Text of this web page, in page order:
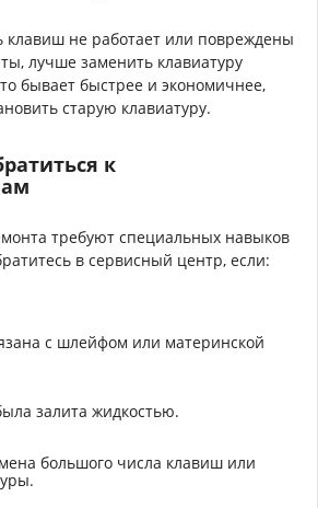
клавиш не работает или повреждены
лучше заменить клавиатуру
бывает быстрее и экономичнее,
старую клавиатуру.
к
требуют специальных навыков
в сервисный центр, если:
с шлейфом или материнской
залита жидкостью.
большого числа клавиш или